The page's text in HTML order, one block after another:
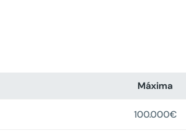
Máxima
100.000€